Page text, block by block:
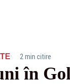
· 2 min citire
în